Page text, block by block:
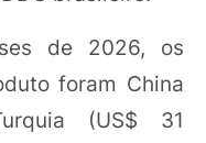
de 2026, os
foram China
(US$ 31